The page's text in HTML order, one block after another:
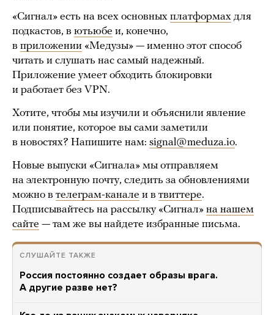
«Сигнал» есть на всех основных платформах для
подкастов, в ютьюбе и, конечно,
в приложении «Медузы» — именно этот способ
читать и слушать нас самый надежный.
Приложение умеет обходить блокировки
и работает без VPN.
Хотите, чтобы мы изучили и объяснили явление
или понятие, которое вы сами заметили
в новостях? Напишите нам: signal@meduza.io.
Новые выпуски «Сигнала» мы отправляем
на электронную почту, следить за обновлениями
можно в телеграм-канале и в твиттере.
Подписывайтесь на рассылку «Сигнал» на нашем
сайте — там же вы найдете избранные письма.
СЛУШАЙТЕ ТАКЖЕ
Россия постоянно создает образы врага.
А другие разве нет?